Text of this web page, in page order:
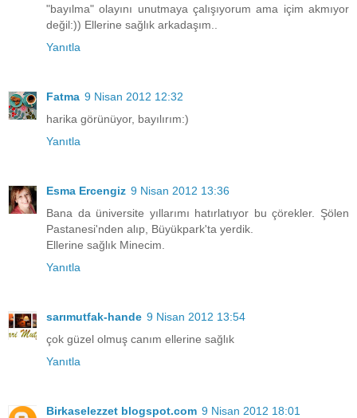
"bayılma" olayını unutmaya çalışıyorum ama içim akmıyor
değil:)) Ellerine sağlık arkadaşım..
Yanıtla
Fatma 9 Nisan 2012 12:32
harika görünüyor, bayılırım:)
Yanıtla
Esma Ercengiz 9 Nisan 2012 13:36
Bana da üniversite yıllarımı hatırlatıyor bu çörekler. Şölen
Pastanesi'nden alıp, Büyükpark'ta yerdik.
Ellerine sağlık Minecim.
Yanıtla
sarımutfak-hande 9 Nisan 2012 13:54
çok güzel olmuş canım ellerine sağlık
Yanıtla
Birkaselezzet blogspot.com 9 Nisan 2012 18:01